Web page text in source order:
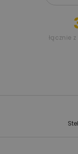
łącznie